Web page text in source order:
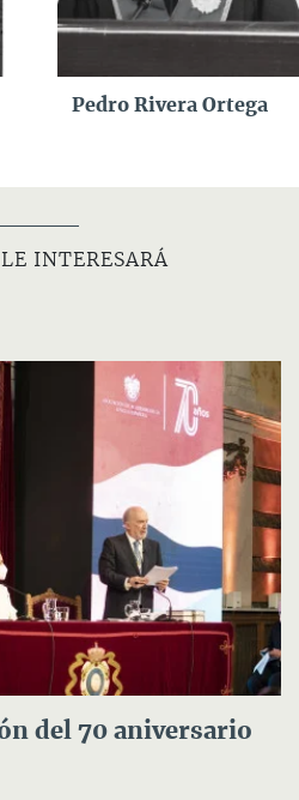
Pedro Rivera Ortega
INTERESARÁ
del 70 aniversario